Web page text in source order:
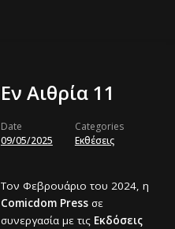
Εν Αιθρία 11
Date
09/05/2025
Categories
Εκθέσεις
Τον Φεβρουάριο του 2024, η
Comicdom Pressσε
συνεργασία με τις Εκδόσεις